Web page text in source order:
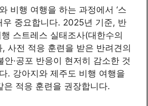
비행 여행을 하는 과정에서 ‘스
우 중요합니다. 2025년 기준, 반
스트레스 실태조사(대한수의
사전 적응 훈련을 받은 반려견의
안·공포 반응이 현저히 감소한 것
. 강아지와 제주도 비행 여행을
은 적응 훈련을 권장합니다.